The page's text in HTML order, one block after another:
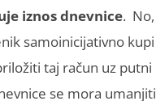
iznos dnevnice.
samoinicijativno
taj račun uz putni
se mora